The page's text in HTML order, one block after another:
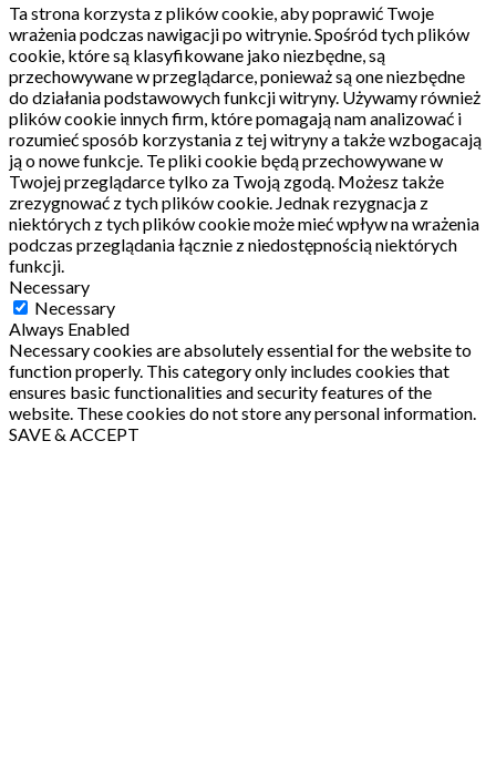
Ta strona korzysta z plików cookie, aby poprawić Twoje
wrażenia podczas nawigacji po witrynie. Spośród tych plików
cookie, które są klasyfikowane jako niezbędne, są
przechowywane w przeglądarce, ponieważ są one niezbędne
do działania podstawowych funkcji witryny. Używamy również
plików cookie innych firm, które pomagają nam analizować i
rozumieć sposób korzystania z tej witryny a także wzbogacają
ją o nowe funkcje. Te pliki cookie będą przechowywane w
Twojej przeglądarce tylko za Twoją zgodą. Możesz także
zrezygnować z tych plików cookie. Jednak rezygnacja z
niektórych z tych plików cookie może mieć wpływ na wrażenia
podczas przeglądania łącznie z niedostępnością niektórych
funkcji.
Necessary
Necessary
Always Enabled
Necessary cookies are absolutely essential for the website to
function properly. This category only includes cookies that
ensures basic functionalities and security features of the
website. These cookies do not store any personal information.
SAVE & ACCEPT